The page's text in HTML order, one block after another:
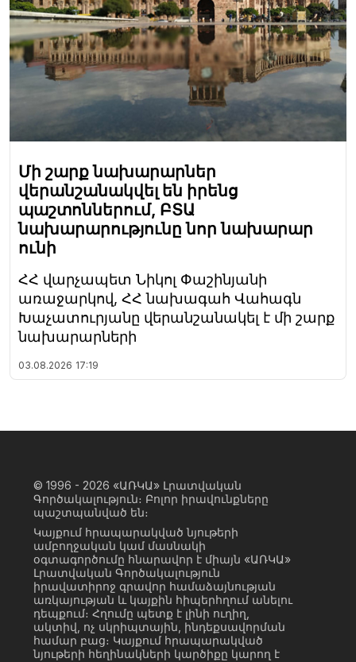
Մի շարք նախարարներ
վերանշանակվել են իրենց
պաշտոններում, ԲՏԱ
նախարարությունը նոր նախարար
ունի
ՀՀ վարչապետ Նիկոլ Փաշինյանի
առաջարկով, ՀՀ նախագահ Վահագն
Խաչատուրյանը վերանշանակել է մի շարք
նախարարների
03.08.2026 17:19
© 1996 - 2026 «ԱՌԿԱ» Լրատվական
Գործակալություն։ Բոլոր իրավունքները
պաշտպանված են։
Կայքում հրապարակված նյութերի
ամբողջական կամ մասնակի
օգտագործումը հնարավոր է միայն «ԱՌԿԱ»
Լրատվական Գործակալություն
իրավատիրոջ գրավոր համաձայնության
առկայության և կայքին հիպերհղում անելու
դեպքում։ Հղումը պետք է լինի ուղիղ,
ակտիվ, ոչ սկրիպտային, ինդեքսավորման
համար բաց։ Կայքում հրապարակված
նյութերի հեղինակների կարծիքը կարող է